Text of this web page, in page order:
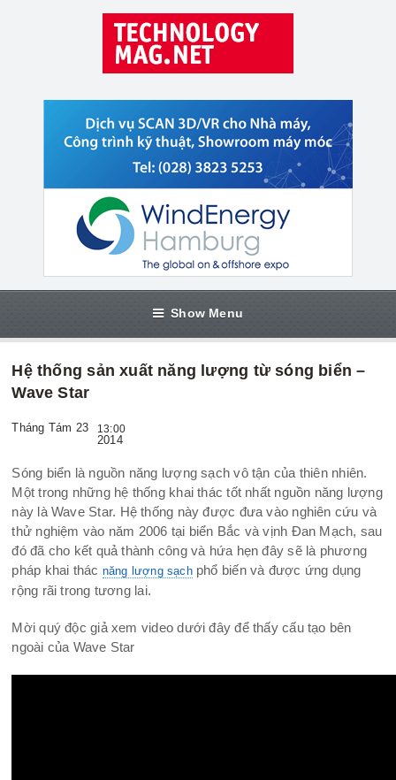
Show Menu
Hệ thống sản xuất năng lượng từ sóng biển –
Wave Star
Tháng Tám 23 13:00
2014
Sóng biển là nguồn năng lượng sạch vô tận của thiên nhiên.
Một trong những hệ thống khai thác tốt nhất nguồn năng lượng
này là Wave Star. Hệ thống này được đưa vào nghiên cứu và
thử nghiệm vào năm 2006 tại biển Bắc và vịnh Đan Mạch, sau
đó đã cho kết quả thành công và hứa hẹn đây sẽ là phương
pháp khai thác năng lượng sạchphổ biến và được ứng dụng
rộng rãi trong tương lai.
Mời quý độc giả xem video dưới đây để thấy cấu tạo bên
ngoài của Wave Star